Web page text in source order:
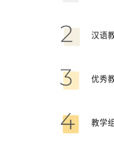
汉语
优秀
教学